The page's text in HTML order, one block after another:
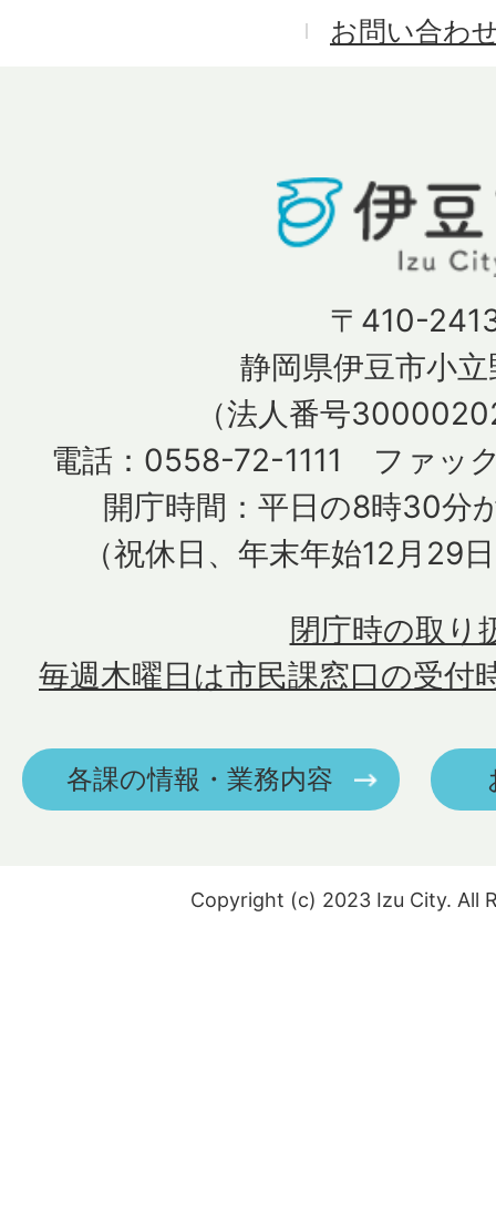
お問い合わ
〒410-
静岡県伊豆市小
（法人番号
電話：0558-72-1111 ファッ
開庁時間：平日の8時30分
（祝休日、年末年始12月29
毎週木曜日は市民課窓口の受付
閉庁時の取り
各課の情報・業務内容
Copyright (c) 2023 Izu City. All